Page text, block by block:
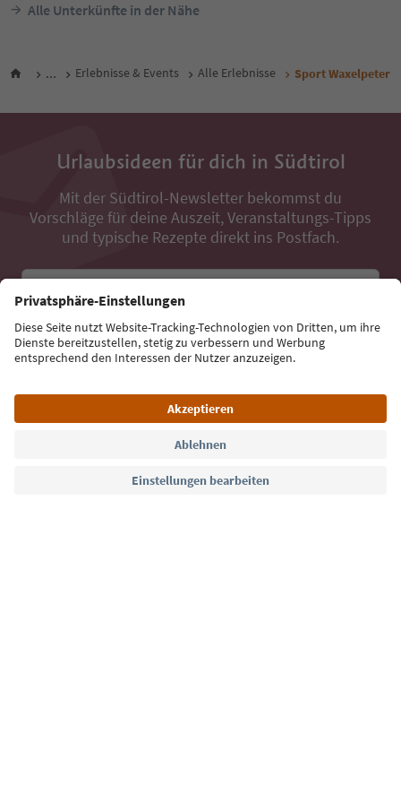
Alle Unterkünfte in der Nähe
... Erlebnisse & Events Alle Erlebnisse Sport Waxelpeter
Urlaubsideen für dich in Südtirol
Mit der Südtirol-Newsletter bekommst du
Vorschläge für deine Auszeit, Veranstaltungs-Tipps
und typische Rezepte direkt ins Postfach.
Jetzt anmelden